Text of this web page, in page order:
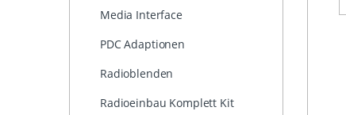
Media Interface
PDC Adaptionen
Radioblenden
Radioeinbau Komplett Kit